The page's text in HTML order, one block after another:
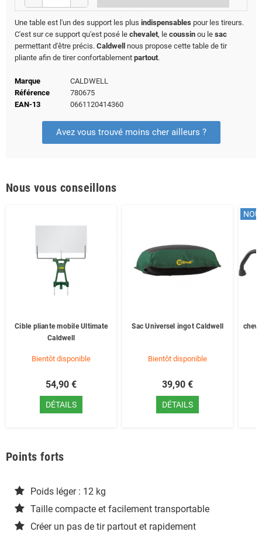
Une table est l'un des support les plus indispensables pour les tireurs.
C'est sur ce support qu'est posé le chevalet, le coussin ou le sac
permettant d'être précis. Caldwell
nous propose cette table de tir
pliante afin de tirer confortablement partout.
Marque
CALDWELL
Référence
780675
EAN-13
0661120414360
Avez vous trouvé moins cher ailleurs ?
Nous vous conseillons
Cible pliante mobile Ultimate
Caldwell
Bientôt disponible
54,90 €
DÉTAILS
Sac Universel ingot Caldwell
Bientôt disponible
39,90 €
DÉTAILS
Points forts
Poids léger : 12 kg
Taille compacte et facilement transportable
Créer un pas de tir partout et rapidement